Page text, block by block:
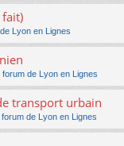
fait)
Lyon en Lignes
forum de Lyon en Lignes
transport urbain
forum de Lyon en Lignes